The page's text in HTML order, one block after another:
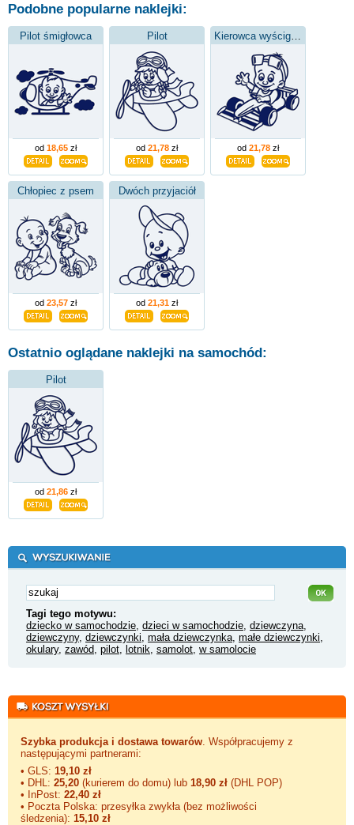
Podobne popularne naklejki:
Pilot śmigłowca
od 18,65 zł
Pilot
od 21,78 zł od 21,78 zł
Chłopiec z psem
od 23,57 zł
Dwóch przyjaciół
od 21,31 zł
Ostatnio oglądane naklejki na samochód:
Pilot
od 21,86 zł
Tagi tego motywu:
dziecko w samochodzie dzieci w samochodzie dziewczyna
dziewczyny, dziewczynki mała dziewczynka małe dziewczynki
okulary, zawód pilot lotnik samolot w samolocie
Szybka produkcja i dostawa towarów . Współpracujemy z
następującymi partnerami:
• GLS: 19,10 zł
• DHL: 25,20 (kurierem do domu) lub 18,90 zł (DHL POP)
• InPost: 22,40 zł
• Poczta Polska: przesyłka zwykła (bez możliwości
śledzenia): 15,10 zł